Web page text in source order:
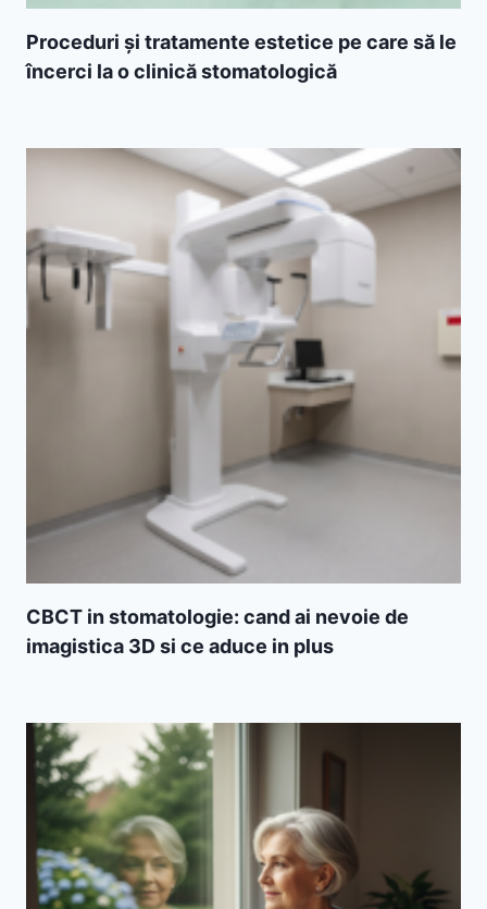
Proceduri și tratamente estetice pe care să le
încerci la o clinică stomatologică
CBCT in stomatologie: cand ai nevoie de
imagistica 3D si ce aduce in plus